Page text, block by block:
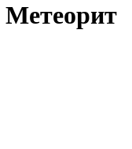
Метеорит